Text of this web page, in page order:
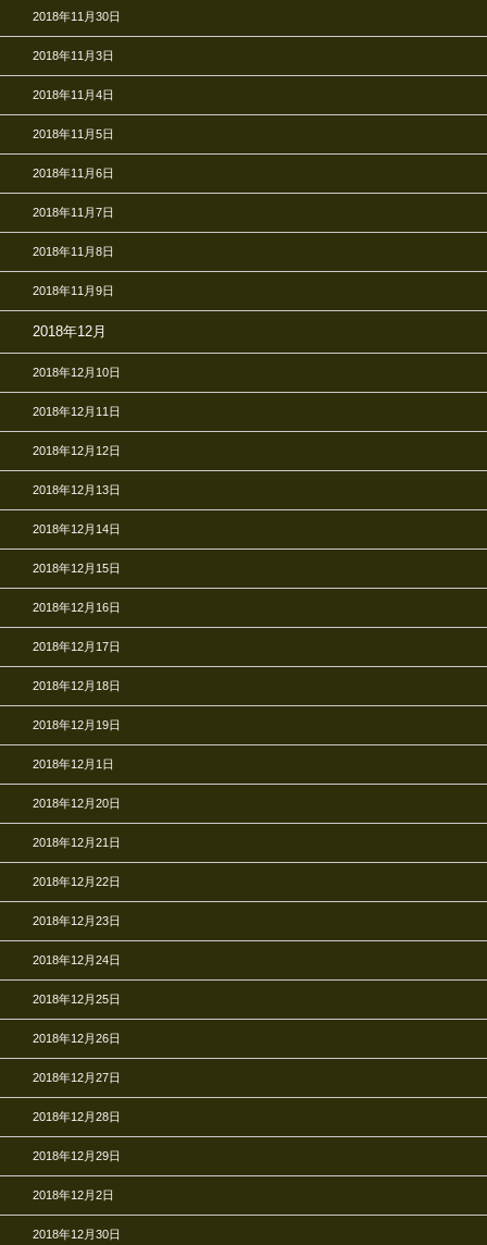
2018年11月30日
2018年11月3日
2018年11月4日
2018年11月5日
2018年11月6日
2018年11月7日
2018年11月8日
2018年11月9日
2018年12月
2018年12月10日
2018年12月11日
2018年12月12日
2018年12月13日
2018年12月14日
2018年12月15日
2018年12月16日
2018年12月17日
2018年12月18日
2018年12月19日
2018年12月1日
2018年12月20日
2018年12月21日
2018年12月22日
2018年12月23日
2018年12月24日
2018年12月25日
2018年12月26日
2018年12月27日
2018年12月28日
2018年12月29日
2018年12月2日
2018年12月30日